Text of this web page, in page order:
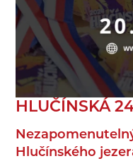
HLUČÍNSKÁ
Hlučínského